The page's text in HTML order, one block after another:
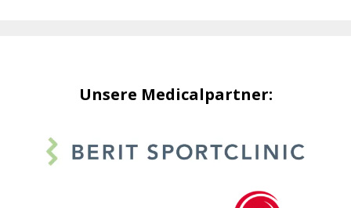
Unsere Medicalpartner: